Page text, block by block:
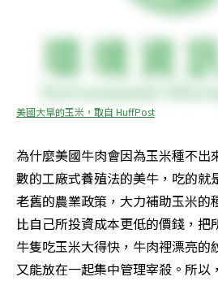
美國大旱的玉米，取自 HuffPost
為什麼美國牛肉會因為玉米種不出
數的工廠式養殖法的美牛，吃的就
老舊的農業政策，大力補助玉米的
比自己所投資成本更低的價錢，把
牛隻吃玉米大得快，牛肉裡漂亮的
又能放在一起集中管理宰殺。所以